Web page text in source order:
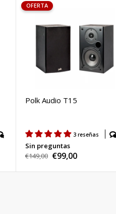
OFERTA
Polk Audio T15
3 reseñas
Sin preguntas
Precio
€149,00 Precio
de
€99,00